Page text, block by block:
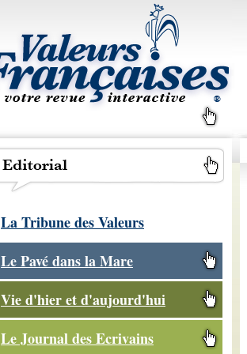
La Tribune des Valeurs
Le Pavé dans la Mare
Vie d'hier et d'aujourd'hui
Le Journal des Ecrivains